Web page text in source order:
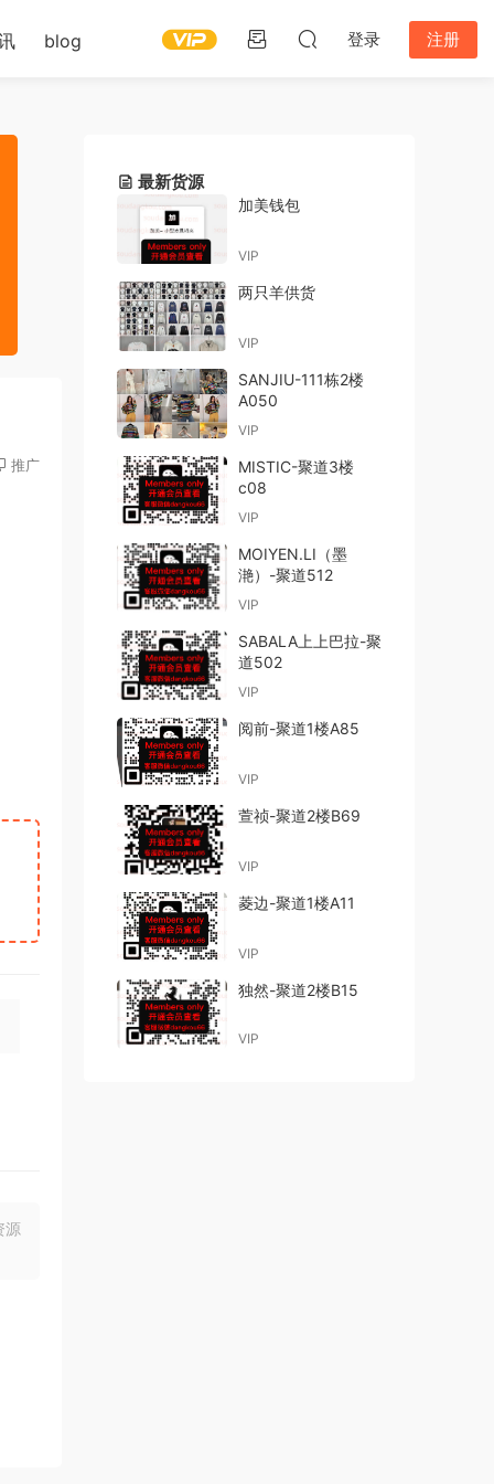
blog 登录 注册
推广
源
最新货源
加美钱包
VIP
两只羊供货
VIP
SANJIU-111栋2楼
A050
VIP
MISTIC-聚道3楼
c08
VIP
MOIYEN.LI（墨
滟）-聚道512
VIP
SABALA上上巴拉-聚
道502
VIP
阅前-聚道1楼A85
VIP
萱祯-聚道2楼B69
VIP
菱边-聚道1楼A11
VIP
独然-聚道2楼B15
VIP